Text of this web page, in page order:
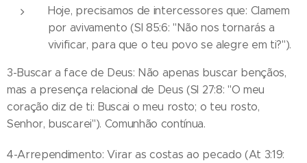
Hoje, precisamos de intercessores que: Clamem
por avivamento (Sl 85:6: "Não nos tornarás a
vivificar, para que o teu povo se alegre em ti?").
3-Buscar a face de Deus: Não apenas buscar bençãos,
mas a presença relacional de Deus (Sl 27:8: "O meu
coração diz de ti: Buscai o meu rosto; o teu rosto,
Senhor, buscarei"). Comunhão contínua.
4-Arrependimento: Virar as costas ao pecado (At 3:19: